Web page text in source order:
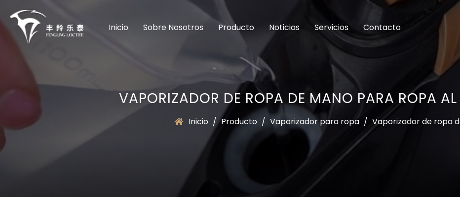
Inicio Sobre Nosotros Producto Noticias Servicios Contacto
VAPORIZADOR DE ROPA DE MANO PARA ROPA
Inicio / Producto / Vaporizador para ropa / Vaporizador de ropa